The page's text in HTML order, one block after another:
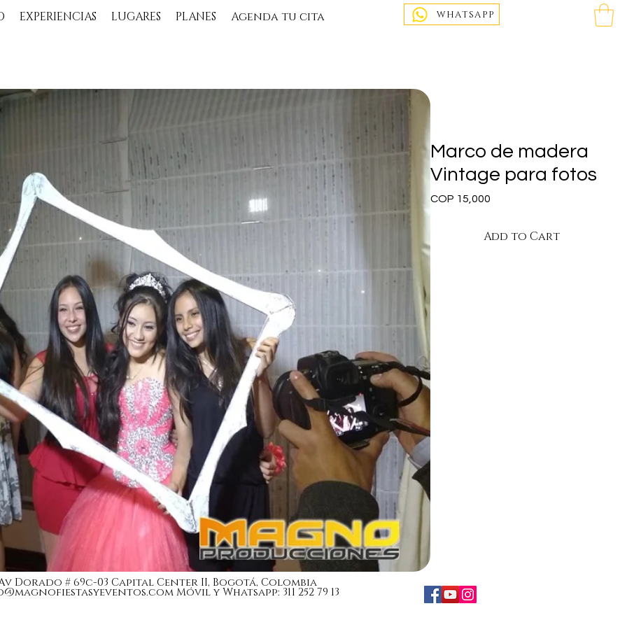
EXPERIENCIAS LUGARES PLANES Agenda tu cita WHATSAPP
Marco de madera
Vintage para fotos
COP 15,000
Add to Cart
Dorado # 69c-03 Capital Center II, Bogotá, Colombia
Móvil y Whatsapp: 311 252 79 13